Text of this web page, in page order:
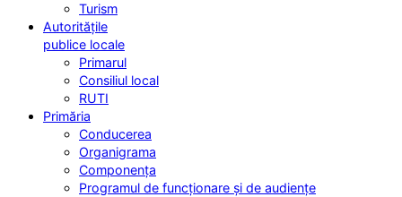
Turism
Autoritățile
publice locale
Primarul
Consiliul local
RUTI
Primăria
Conducerea
Organigrama
Componența
Programul de funcționare și de audiențe